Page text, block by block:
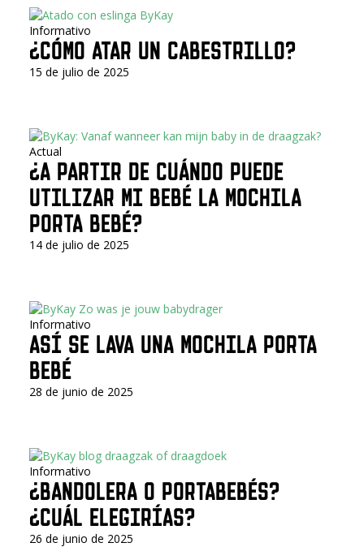
Informativo
¿CÓMO ATAR UN CABESTRILLO?
15 de julio de 2025
Actual
¿A PARTIR DE CUÁNDO PUEDE
UTILIZAR MI BEBÉ LA MOCHILA
PORTA BEBÉ?
14 de julio de 2025
Informativo
ASÍ SE LAVA UNA MOCHILA PORTA
BEBÉ
28 de junio de 2025
Informativo
¿BANDOLERA O PORTABEBÉS?
¿CUÁL ELEGIRÍAS?
26 de junio de 2025